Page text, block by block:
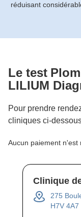
réduisant
Le test
LILIUM
Pour prendre
cliniques ci-
Aucun paiement n'est
Clinique
275
H7V 4A7